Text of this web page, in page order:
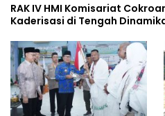
RAK IV HMI Komisariat
Kaderisasi di Tengah